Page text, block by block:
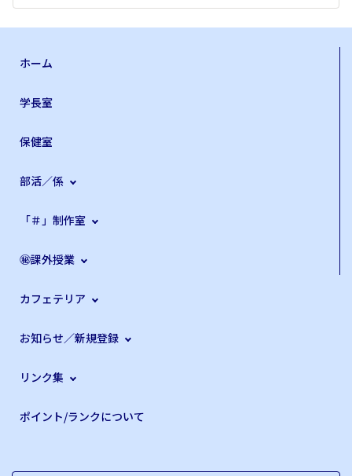
ホーム
学長室
保健室
部活／係
「＃」制作室
㊙課外授業
カフェテリア
お知らせ／新規登録
リンク集
ポイント/ランクについて